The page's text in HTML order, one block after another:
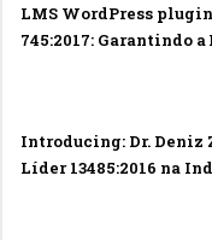
LMS WordPress
745:2017: Garantindo
Introducing: Dr. Deniz
Líder 13485:2016 na